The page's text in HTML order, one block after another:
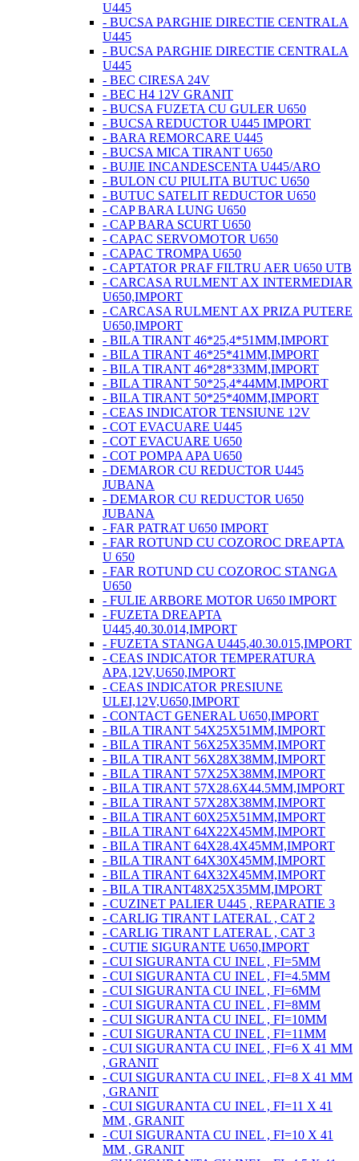
U445
- BUCSA PARGHIE DIRECTIE CENTRALA
U445
- BUCSA PARGHIE DIRECTIE CENTRALA
U445
- BEC CIRESA 24V
- BEC H4 12V GRANIT
- BUCSA FUZETA CU GULER U650
- BUCSA REDUCTOR U445 IMPORT
- BARA REMORCARE U445
- BUCSA MICA TIRANT U650
- BUJIE INCANDESCENTA U445/ARO
- BULON CU PIULITA BUTUC U650
- BUTUC SATELIT REDUCTOR U650
- CAP BARA LUNG U650
- CAP BARA SCURT U650
- CAPAC SERVOMOTOR U650
- CAPAC TROMPA U650
- CAPTATOR PRAF FILTRU AER U650 UTB
- CARCASA RULMENT AX INTERMEDIAR
U650,IMPORT
- CARCASA RULMENT AX PRIZA PUTERE
U650,IMPORT
- BILA TIRANT 46*25,4*51MM,IMPORT
- BILA TIRANT 46*25*41MM,IMPORT
- BILA TIRANT 46*28*33MM,IMPORT
- BILA TIRANT 50*25,4*44MM,IMPORT
- BILA TIRANT 50*25*40MM,IMPORT
- CEAS INDICATOR TENSIUNE 12V
- COT EVACUARE U445
- COT EVACUARE U650
- COT POMPA APA U650
- DEMAROR CU REDUCTOR U445
JUBANA
- DEMAROR CU REDUCTOR U650
JUBANA
- FAR PATRAT U650 IMPORT
- FAR ROTUND CU COZOROC DREAPTA
U 650
- FAR ROTUND CU COZOROC STANGA
U650
- FULIE ARBORE MOTOR U650 IMPORT
- FUZETA DREAPTA
U445,40.30.014,IMPORT
- FUZETA STANGA U445,40.30.015,IMPORT
- CEAS INDICATOR TEMPERATURA
APA,12V,U650,IMPORT
- CEAS INDICATOR PRESIUNE
ULEI,12V,U650,IMPORT
- CONTACT GENERAL U650,IMPORT
- BILA TIRANT 54X25X51MM,IMPORT
- BILA TIRANT 56X25X35MM,IMPORT
- BILA TIRANT 56X28X38MM,IMPORT
- BILA TIRANT 57X25X38MM,IMPORT
- BILA TIRANT 57X28.6X44.5MM,IMPORT
- BILA TIRANT 57X28X38MM,IMPORT
- BILA TIRANT 60X25X51MM,IMPORT
- BILA TIRANT 64X22X45MM,IMPORT
- BILA TIRANT 64X28.4X45MM,IMPORT
- BILA TIRANT 64X30X45MM,IMPORT
- BILA TIRANT 64X32X45MM,IMPORT
- BILA TIRANT48X25X35MM,IMPORT
- CUZINET PALIER U445 , REPARATIE 3
- CARLIG TIRANT LATERAL , CAT 2
- CARLIG TIRANT LATERAL , CAT 3
- CUTIE SIGURANTE U650,IMPORT
- CUI SIGURANTA CU INEL , FI=5MM
- CUI SIGURANTA CU INEL , FI=4.5MM
- CUI SIGURANTA CU INEL , FI=6MM
- CUI SIGURANTA CU INEL , FI=8MM
- CUI SIGURANTA CU INEL , FI=10MM
- CUI SIGURANTA CU INEL , FI=11MM
- CUI SIGURANTA CU INEL , FI=6 X 41 MM
, GRANIT
- CUI SIGURANTA CU INEL , FI=8 X 41 MM
, GRANIT
- CUI SIGURANTA CU INEL , FI=11 X 41
MM , GRANIT
- CUI SIGURANTA CU INEL , FI=10 X 41
MM , GRANIT